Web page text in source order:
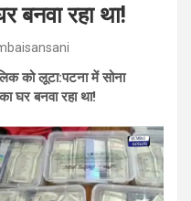
बनवा रहा था!
को लूटा:पटना में सोना
घर बनवा रहा था!